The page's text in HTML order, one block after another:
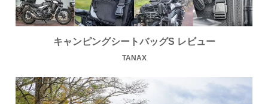
キャンピングシートバッグS レビュー
TANAX